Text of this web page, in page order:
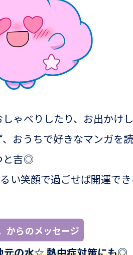
ゃべりしたり、お出かけ
おうちで好きなマンガを
と吉◎
い笑顔で過ごせば開運で
からのメッセージ